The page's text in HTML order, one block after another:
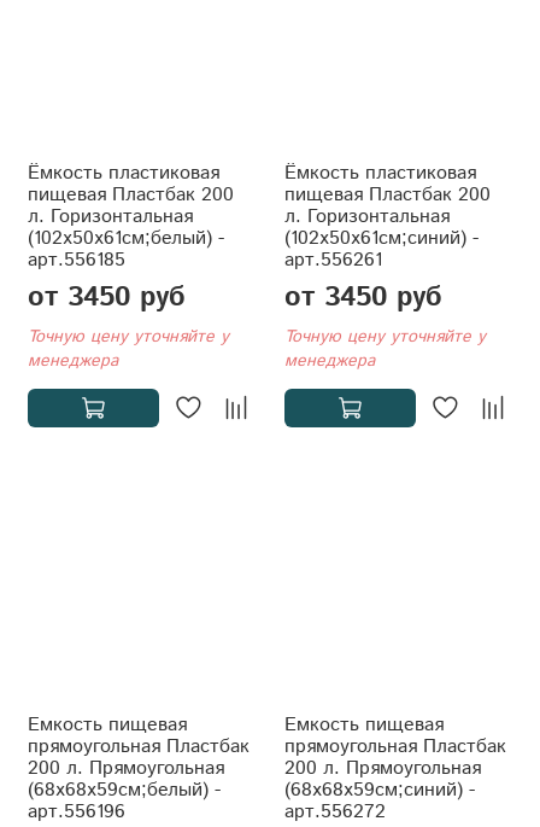
Ёмкость пластиковая
пищевая Пластбак 200
л. Горизонтальная
(102x50x61см;белый) -
арт.556185
от 3450 руб
Точную цену уточняйте у
менеджера
Ёмкость пластиковая
пищевая Пластбак 200
л. Горизонтальная
(102x50x61см;синий) -
арт.556261
от 3450 руб
Точную цену уточняйте у
менеджера
Емкость пищевая
прямоугольная Пластбак
200 л. Прямоугольная
(68x68x59см;белый) -
арт.556196
Емкость пищевая
прямоугольная Пластбак
200 л. Прямоугольная
(68x68x59см;синий) -
арт.556272